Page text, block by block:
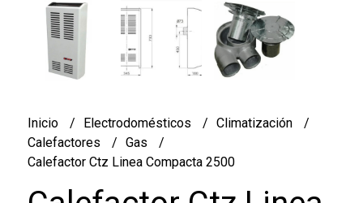
Inicio Electrodomésticos
Climatización
Calefactores
Gas
Calefactor Ctz Linea Compacta 2500